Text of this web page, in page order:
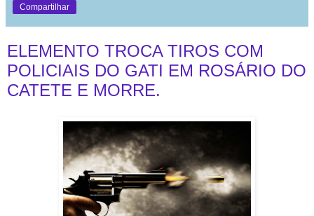
Compartilhar
ELEMENTO TROCA TIROS COM
POLICIAIS DO GATI EM ROSÁRIO DO
CATETE E MORRE.